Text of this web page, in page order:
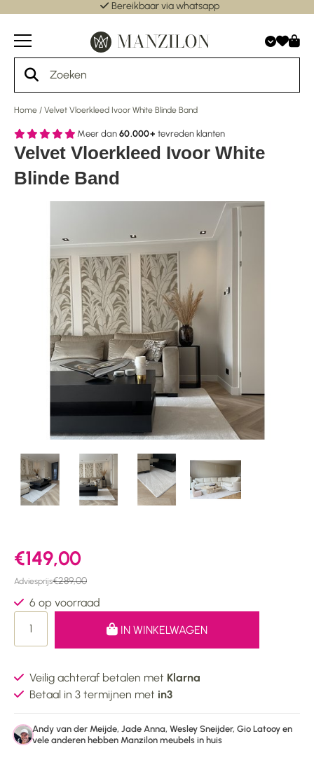
Bereikbaar via whatsapp
Home / Velvet Vloerkleed Ivoor White Blinde Band
Meer dan 60.000+ tevreden klanten
Velvet Vloerkleed Ivoor White
Blinde Band
€149,00
Adviesprijs€289,00
6 op voorraad
IN WINKELWAGEN
Veilig achteraf betalen met Klarna
Betaal in 3 termijnen met in3
Andy van der Meijde, Jade Anna, Wesley Sneijder, Gio Latooy en
vele anderen hebben Manzilon meubels in huis